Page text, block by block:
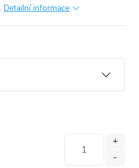
. Detailní informace